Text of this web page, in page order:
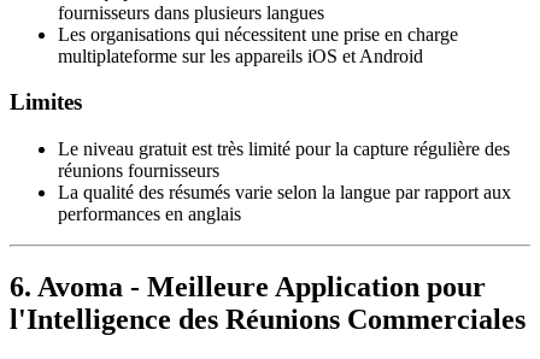
fournisseurs dans plusieurs langues
Les organisations qui nécessitent une prise en charge
multiplateforme sur les appareils iOS et Android
Limites
Le niveau gratuit est très limité pour la capture régulière des
réunions fournisseurs
La qualité des résumés varie selon la langue par rapport aux
performances en anglais
6. Avoma - Meilleure Application pour
l'Intelligence des Réunions Commerciales